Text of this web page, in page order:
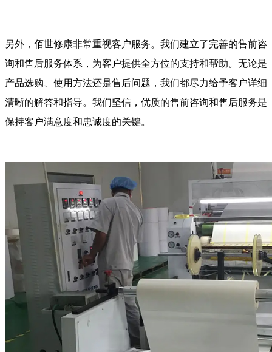
另外，佰世修康非常重视客户服务。我们建立了完善的售前咨
询和售后服务体系，为客户提供全方位的支持和帮助。无论是
产品选购、使用方法还是售后问题，我们都尽力给予客户详细
清晰的解答和指导。我们坚信，优质的售前咨询和售后服务是
保持客户满意度和忠诚度的关键。